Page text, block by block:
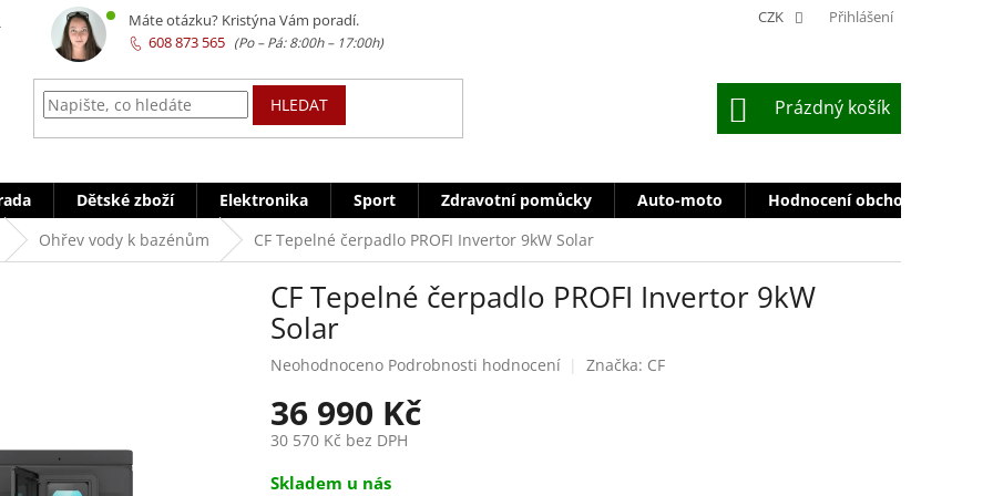
CZK Přihlášení
HLEDAT
NÁKUPNÍ
KOŠÍK
Prázdný košík
Dětské zboží Elektronika Sport Zdravotní pomůcky Auto-moto Hodnocení obchodu
Ohřev vody k bazénům CF Tepelné čerpadlo PROFI Invertor 9kW Solar
CF Tepelné čerpadlo PROFI Invertor 9kW
Solar
Průměrné
produktu
je
0,0
5
Neohodnoceno Podrobnosti hodnocení Značka: CF
36 990 Kč
30 570 Kč bez DPH
Měrná
Skladem u nás
Máte otázku? Kristýna Vám poradí.
608 873 565